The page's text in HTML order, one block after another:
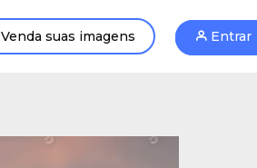
Venda suas imagens Entrar